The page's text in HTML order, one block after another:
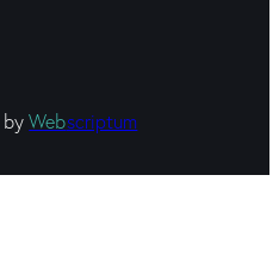
Webscriptum